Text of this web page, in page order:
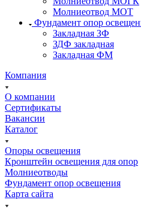
Молниеотвод МОТ
Фундамент опор
Закладная ЗФ
ЗДФ закладная
Закладная ФМ
Компания
О компании
Сертификаты
Вакансии
Каталог
Опоры освещения
Кронштейн освещения для опор
Молниеотводы
Фундамент опор освещения
Карта сайта